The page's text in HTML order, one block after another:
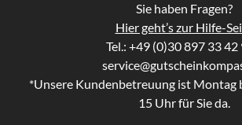
Sie haben Fragen?
Hier geht’s zur Hilfe-
Tel.: +49 (0)30 897 33 42
*Unsere Kundenbetreuung ist Montag
15 Uhr für Sie da.